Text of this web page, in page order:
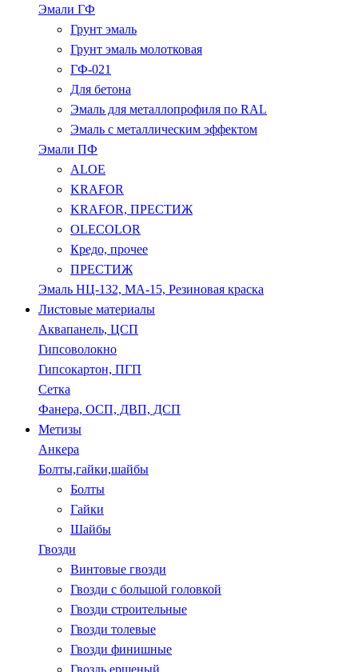
Эмали ГФ
Грунт эмаль
Грунт эмаль молотковая
ГФ-021
Для бетона
Эмаль для металлопрофиля по RAL
Эмаль с металлическим эффектом
Эмали ПФ
ALOE
KRAFOR
KRAFOR, ПРЕСТИЖ
OLECOLOR
Кредо, прочее
ПРЕСТИЖ
Эмаль НЦ-132, МА-15, Резиновая краска
Листовые материалы
Аквапанель, ЦСП
Гипсоволокно
Гипсокартон, ПГП
Сетка
Фанера, ОСП, ДВП, ДСП
Метизы
Анкера
Болты,гайки,шайбы
Болты
Гайки
Шайбы
Гвозди
Винтовые гвозди
Гвозди с большой головкой
Гвозди строительные
Гвозди толевые
Гвозди финишные
Гвоздь ершеный